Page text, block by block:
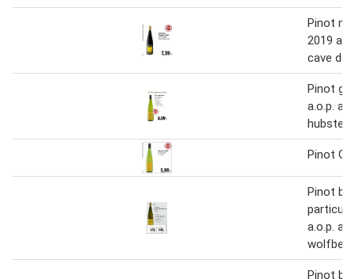
Pinot
2019
cave de
Pinot
a.o.p.
hubster
Pinot
Pinot
a.o.p.
Pinot